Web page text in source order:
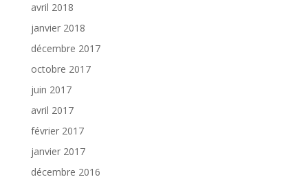
avril 2018
janvier 2018
décembre 2017
octobre 2017
juin 2017
avril 2017
février 2017
janvier 2017
décembre 2016